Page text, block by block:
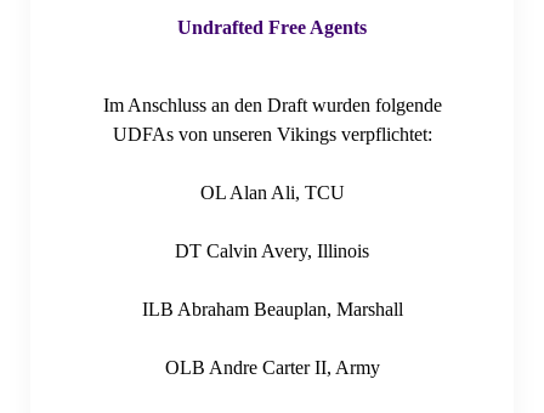
Undrafted Free Agents
Im Anschluss an den Draft wurden folgende
UDFAs von unseren Vikings verpflichtet:
OL Alan Ali, TCU
DT Calvin Avery, Illinois
ILB Abraham Beauplan, Marshall
OLB Andre Carter II, Army